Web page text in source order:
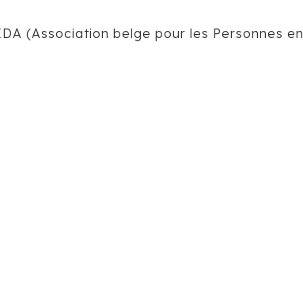
(Association belge pour les Personnes en